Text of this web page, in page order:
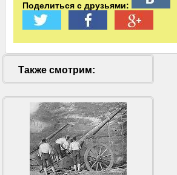
Поделиться с друзьями:
Также смотрим: